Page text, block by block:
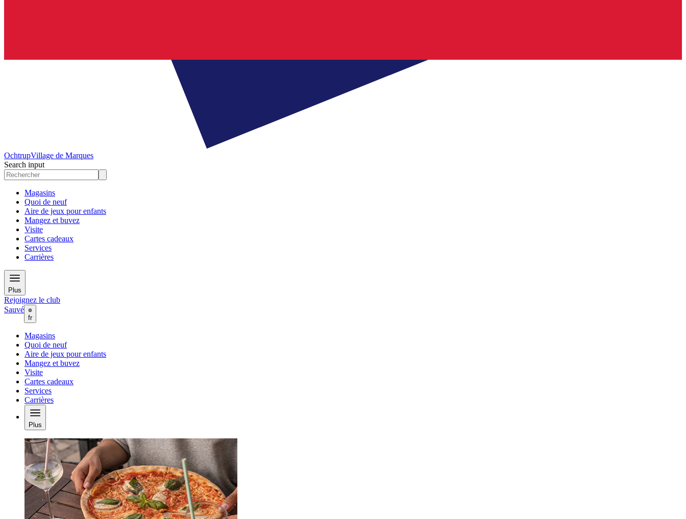
OchtrupVillage de Marques
Search input
Magasins
Quoi de neuf
Aire de jeux pour enfants
Mangez et buvez
Visite
Cartes cadeaux
Services
Carrières
Plus
Rejoignez le club
Sauvé
fr
Magasins
Quoi de neuf
Aire de jeux pour enfants
Mangez et buvez
Visite
Cartes cadeaux
Services
Carrières
Plus